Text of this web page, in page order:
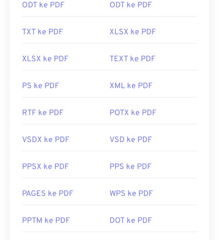
merekomendasikan
SumatraPDF atau
gratis.
Tautan yang berguna:
https://acrobat.adobe.com/us/en/mengapa-
ODT ke PDF ODT ke PDF
TXT ke PDF XLSX ke PDF
XLSX ke PDF TEXT ke PDF
PS ke PDF XML ke PDF
RTF ke PDF POTX ke PDF
VSDX ke PDF VSD ke PDF
PPSX ke PDF PPS ke PDF
PAGES ke PDF WPS ke PDF
PPTM ke PDF DOT ke PDF